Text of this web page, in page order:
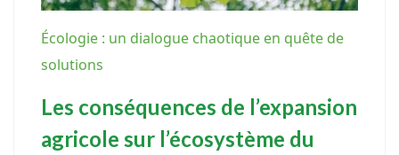
Écologie : un dialogue chaotique en quête de
solutions
Les conséquences de l’expansion
agricole sur l’écosystème du